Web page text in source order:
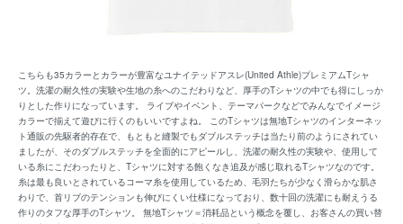
こちらも35カラーとカラーが豊富なユナイテッドアスレ(United Athle)プレミアムTシャ
ツ。洗濯の耐久性の実験や生地の糸へのこだわりなど、厚手のTシャツの中でも得にしっか
りとした作りになっています。 ライブやイベント、テーマパークなどでみんなでイメージ
カラーで揃えて遊びに行くのもいいですよね。 このTシャツは無地Tシャツのインターネッ
ト通販の先駆者的存在で、もともと縫製でもダブルステッチは当たり前のようにされてい
ましたが、そのダブルステッチを全面的にアピールし、洗濯の耐久性の実験や、使用して
いる糸にこだわったりと、Tシャツに対する飽くなき追及が感じ取れるTシャツなのです。
糸は最も良いとされているコーマ糸を使用しているため、毛羽たちが少なく滑らかな肌さ
わりで、首リブのテンションも伸びにくい仕様になっており、数十回の洗濯にも耐えうる
作りのタフな厚手のTシャツ。 無地Tシャツ＝消耗品という概念を覆し、お客さんの買い替